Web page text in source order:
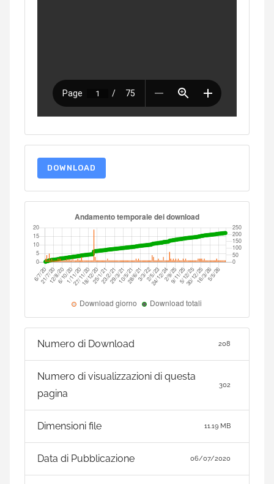
DOWNLOAD
Numero di Download 208
Numero di visualizzazioni di questa
pagina
302
Dimensioni file 11.19 MB
Data di Pubblicazione 06/07/2020